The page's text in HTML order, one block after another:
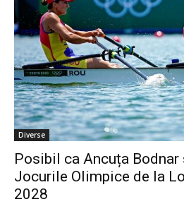
Diverse
Posibil ca Ancuța
Jocurile Olimpice de la
2028